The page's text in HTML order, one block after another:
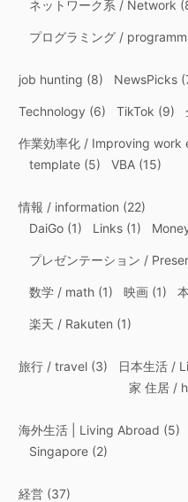
ネットワーク系 / Network
プログラミング /
job hunting (8) NewsPicks
Technology (6) TikTok (9)
作業効率化 / Improving work
template(5) VBA(15)
情報 / information (22)
DaiGo(1) Links(1)
プレゼンテーション /
数学 / math(1) 映画(1)
楽天 / Rakuten (1)
旅行 / travel(3) 日本生活 /
家 住居 /
海外生活 | Living Abroad (5)
Singapore(2)
経営(37)